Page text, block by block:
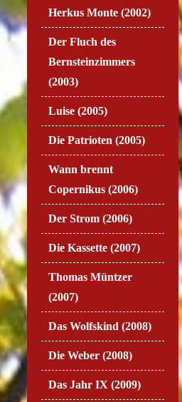
Herkus Monte (2002)
Der Fluch des
Bernsteinzimmers
(2003)
Luise (2005)
Die Patrioten (2005)
Wann brennt
Copernikus (2006)
Der Strom (2006)
Die Kassette (2007)
Thomas Müntzer
(2007)
Das Wolfskind (2008)
Die Weber (2008)
Das Jahr IX (2009)